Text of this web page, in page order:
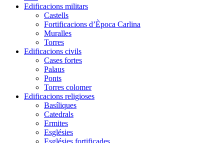
Edificacions militars
Castells
Fortificacions d’Època Carlina
Muralles
Torres
Edificacions civils
Cases fortes
Palaus
Ponts
Torres colomer
Edificacions religioses
Basíliques
Catedrals
Ermites
Esglésies